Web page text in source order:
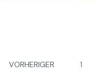
VORHERIGER 1